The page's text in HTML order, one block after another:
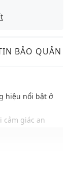
BẢO QUẢN
hiệu nổi bật ở
cảm giác an
giác dễ chịu,